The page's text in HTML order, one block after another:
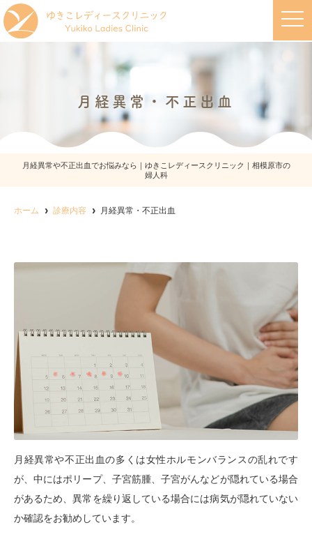
t
o
a
月経異常・不正出血
月経異常や不正出血でお悩みなら｜ゆきこレディースクリニック｜相模原市の
婦人科
ホーム 診療内容 月経異常・不正出血
月経異常や不正出血の多くは女性ホルモンバランスの乱れです
が、中にはポリープ、子宮筋腫、子宮がんなどが隠れている場合
があるため、異常を繰り返している場合には病気が隠れていない
か確認をお勧めしています。